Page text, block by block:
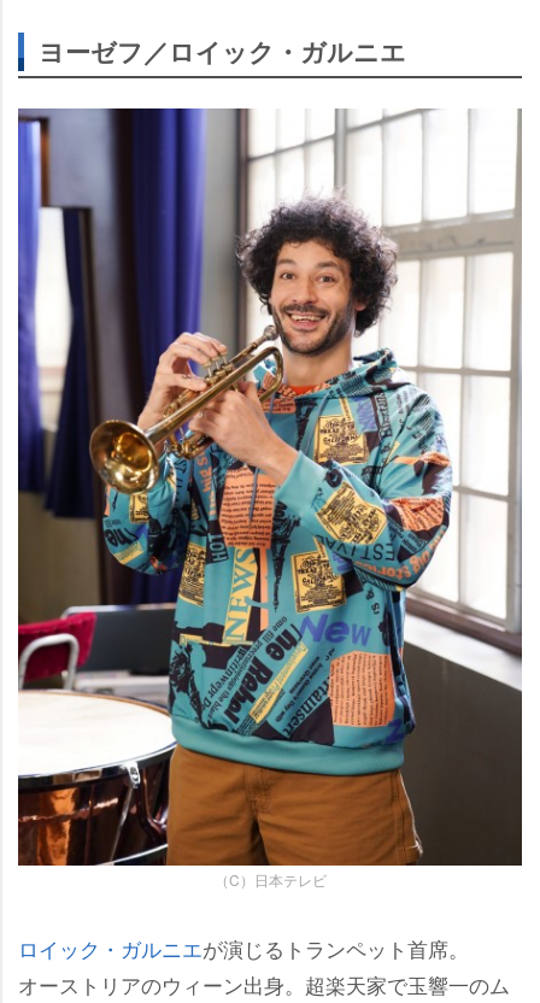
ヨーゼフ／ロイック・ガルニエ
（C）日本テレビ
ロイック・ガルニエが演じるトランペット首席。
オーストリアのウィーン出身。超楽天家で玉響一のム